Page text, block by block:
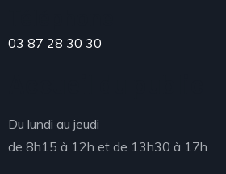
03 87 28 30 30
Du lundi au jeudi
de 8h15 à 12h et de 13h30 à 17h